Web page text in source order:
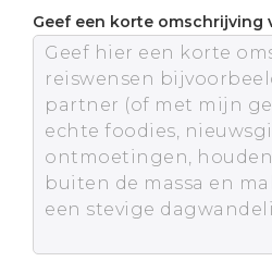
Geef een korte omschrijving